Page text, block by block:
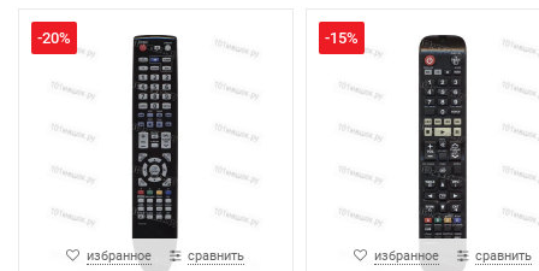
-20%
избранное сравнить
-15%
избранное сравнить